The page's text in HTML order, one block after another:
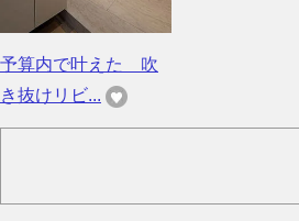
予算内で叶えた 吹
き抜けリビ...